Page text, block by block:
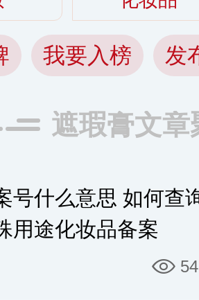
我要入榜 发
遮瑕膏文章
号什么意思 如何查
用途化妆品备案